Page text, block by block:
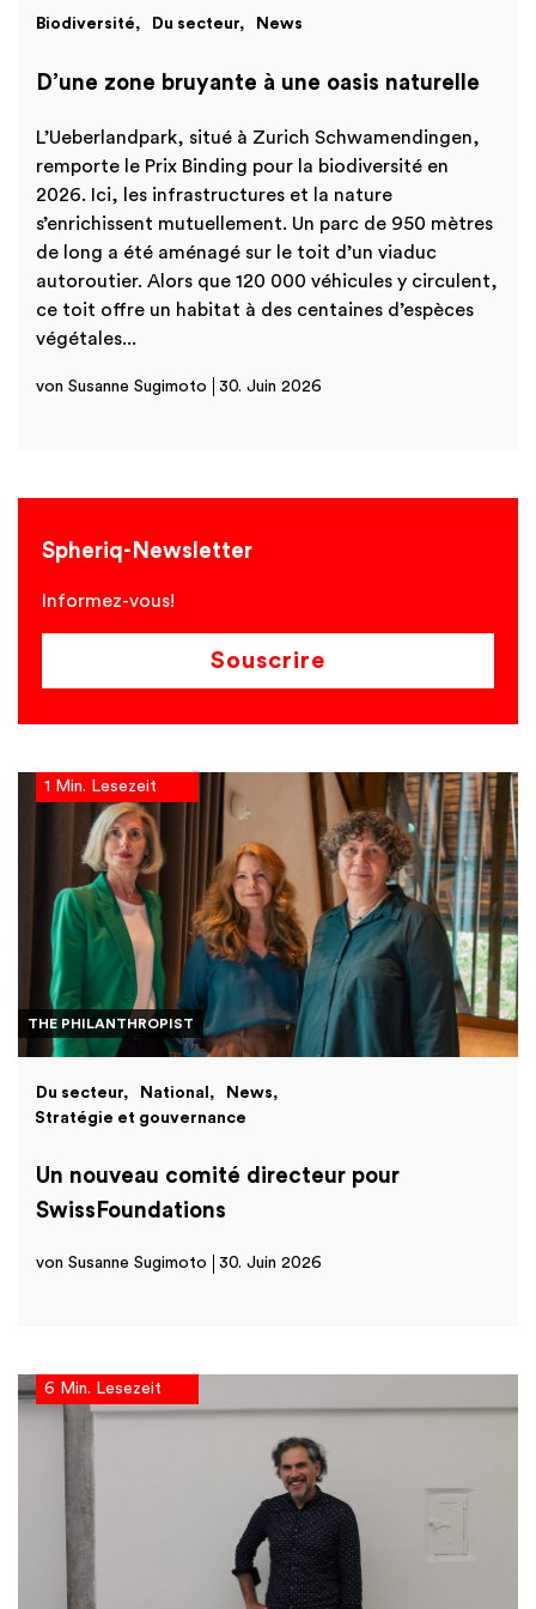
Biodiversité Du secteur News
D’une zone bruyante à une oasis naturelle
L’Ueberlandpark, situé à Zurich Schwamendingen,
remporte le Prix Binding pour la biodiversité en
2026. Ici, les infrastructures et la nature
s’enrichissent mutuellement. Un parc de 950 mètres
de long a été aménagé sur le toit d’un viaduc
autoroutier. Alors que 120 000 véhicules y circulent,
ce toit offre un habitat à des centaines d’espèces
végétales...
von Susanne Sugimoto 30. Juin 2026
Spheriq-Newsletter
Informez-vous!
Souscrire
THE PHILANTHROPIST
1 Min. Lesezeit
Du secteur National
News
Stratégie et gouvernance
Un nouveau comité directeur pour
SwissFoundations
von Susanne Sugimoto 30. Juin 2026
6 Min. Lesezeit